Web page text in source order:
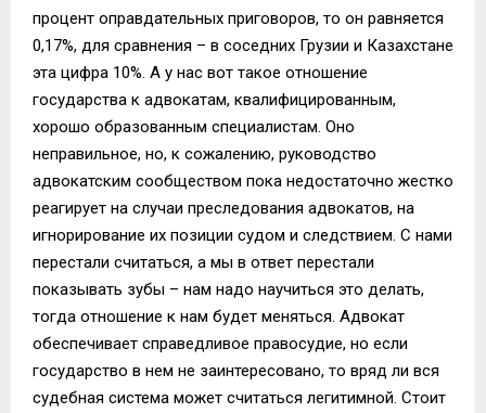
процент оправдательных приговоров, то он равняется
0,17%, для сравнения – в соседних Грузии и Казахстане
эта цифра 10%. А у нас вот такое отношение
государства к адвокатам, квалифицированным,
хорошо образованным специалистам. Оно
неправильное, но, к сожалению, руководство
адвокатским сообществом пока недостаточно жестко
реагирует на случаи преследования адвокатов, на
игнорирование их позиции судом и следствием. С нами
перестали считаться, а мы в ответ перестали
показывать зубы – нам надо научиться это делать,
тогда отношение к нам будет меняться. Адвокат
обеспечивает справедливое правосудие, но если
государство в нем не заинтересовано, то вряд ли вся
судебная система может считаться легитимной. Стоит